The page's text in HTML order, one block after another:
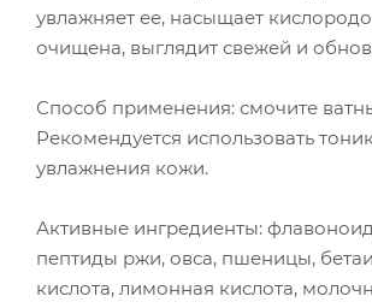
увлажняет ее, насыщает
очищена, выглядит свежей и
Способ применения: смочите
Рекомендуется использовать
увлажнения кожи.
Активные ингредиенты:
пептиды ржи, овса, пшеницы,
кислота, лимонная кислота,